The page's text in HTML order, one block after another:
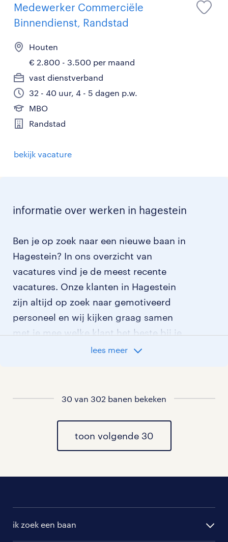
Medewerker Commerciële
Binnendienst, Randstad
Houten
€ 2.800 - 3.500 per maand
vast dienstverband
32 - 40 uur, 4 - 5 dagen p.w.
MBO
Randstad
bekijk vacature
informatie over werken in hagestein
Ben je op zoek naar een nieuwe baan in
Hagestein? In ons overzicht van
vacatures vind je de meest recente
vacatures. Onze klanten in Hagestein
zijn altijd op zoek naar gemotiveerd
personeel en wij kijken graag samen
met je mee welke klant het beste bij je
vacatures in Ravenswaaij
vacatures in Everdingen
vacatures in Zijderveld
vacatures in Hoef en Haag
vacatures in Hei en Boeicop
vacatures in Lexmond
lees meer
30 van 302 banen bekeken
toon volgende 30
ik zoek een baan